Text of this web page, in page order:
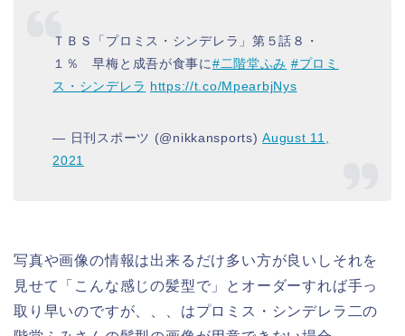
ＴＢＳ「プロミス・シンデレラ」第５話８・
１％ 早梅と成吾が食事に#二階堂ふみ #プロミ
ス・シンデレラ https://t.co/MpearbjNys
— 日刊スポーツ (@nikkansports)August 11,
2021
写真や画像の情報は出来るだけ多い方が良いしそれを
見せて「こんな感じの髪型で」とオーダーすれば手っ
取り早いのですが、、、はプロミス・シンデレラ二の